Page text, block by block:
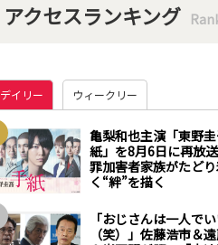
アクセスランキング
デイリー ウィークリー
亀梨和也主演「東野
紙」を8月6日に再放
罪加害者家族がたど
く“絆”を描く
「おじさんは一人で
（笑）」佐藤浩市＆